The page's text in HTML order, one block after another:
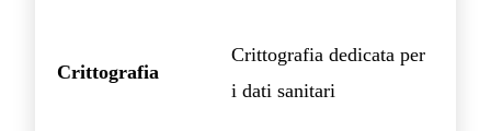
Crittografia
Crittografia dedicata per
i dati sanitari